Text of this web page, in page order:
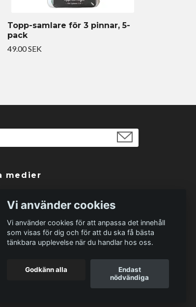
Topp-samlare för 3 pinnar, 5-
pack
49.00 SEK
medier
Vi använder cookies
Vi använder cookies för att anpassa det innehåll
som visas för dig och för att du ska få bästa
tänkbara upplevelse när du handlar hos oss.
Godkänn alla
Endast
nödvändiga